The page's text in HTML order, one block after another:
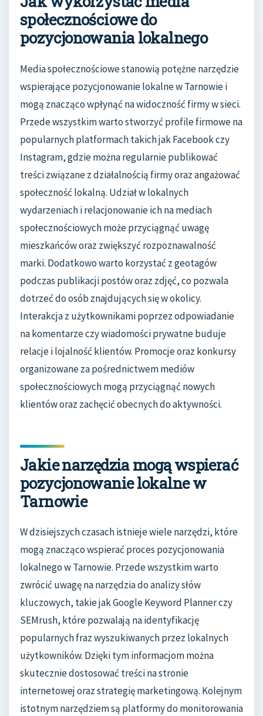
społecznościowe do
pozycjonowania lokalnego
Media społecznościowe stanowią potężne narzędzie
wspierające pozycjonowanie lokalne w Tarnowie i
mogą znacząco wpłynąć na widoczność firmy w sieci.
Przede wszystkim warto stworzyć profile firmowe na
popularnych platformach takich jak Facebook czy
Instagram, gdzie można regularnie publikować
treści związane z działalnością firmy oraz angażować
społeczność lokalną. Udział w lokalnych
wydarzeniach i relacjonowanie ich na mediach
społecznościowych może przyciągnąć uwagę
mieszkańców oraz zwiększyć rozpoznawalność
marki. Dodatkowo warto korzystać z geotagów
podczas publikacji postów oraz zdjęć, co pozwala
dotrzeć do osób znajdujących się w okolicy.
Interakcja z użytkownikami poprzez odpowiadanie
na komentarze czy wiadomości prywatne buduje
relacje i lojalność klientów. Promocje oraz konkursy
organizowane za pośrednictwem mediów
społecznościowych mogą przyciągnąć nowych
klientów oraz zachęcić obecnych do aktywności.
Jakie narzędzia mogą wspierać
pozycjonowanie lokalne w
Tarnowie
W dzisiejszych czasach istnieje wiele narzędzi, które
mogą znacząco wspierać proces pozycjonowania
lokalnego w Tarnowie. Przede wszystkim warto
zwrócić uwagę na narzędzia do analizy słów
kluczowych, takie jak Google Keyword Planner czy
SEMrush, które pozwalają na identyfikację
popularnych fraz wyszukiwanych przez lokalnych
użytkowników. Dzięki tym informacjom można
skutecznie dostosować treści na stronie
internetowej oraz strategię marketingową. Kolejnym
istotnym narzędziem są platformy do monitorowania